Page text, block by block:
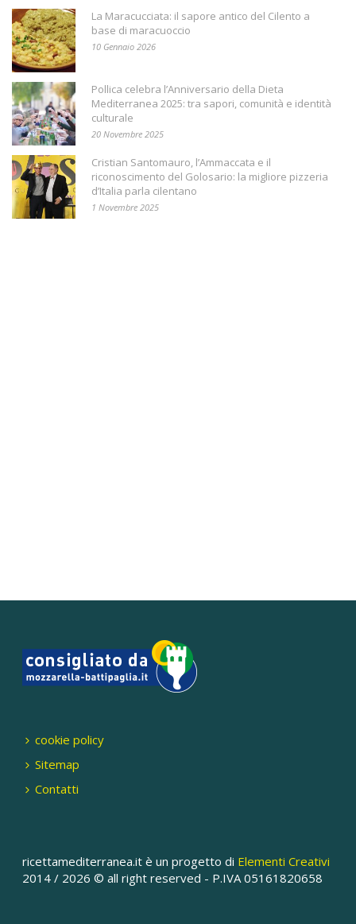
La Maracucciata: il sapore antico del Cilento a
base di maracuoccio
10 Gennaio 2026
Pollica celebra l’Anniversario della Dieta
Mediterranea 2025: tra sapori, comunità e identità
culturale
20 Novembre 2025
Cristian Santomauro, l’Ammaccata e il
riconoscimento del Golosario: la migliore pizzeria
d’Italia parla cilentano
1 Novembre 2025
cookie policy
Sitemap
Contatti
ricettamediterranea.it è un progetto di Elementi Creativi
2014 / 2026 © all right reserved - P.IVA 05161820658